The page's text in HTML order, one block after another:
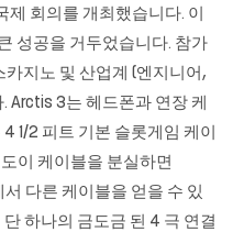
제 회의를 개최했습니다. 이
성공을 거두었습니다. 참가
지노 및 산업계 (엔지니어,
Arctis 3는 헤드폰과 연장 케
1/2 피트 기본 슬롯게임 케이
이 케이블을 분실하면
서 다른 케이블을 얻을 수 있
하나의 금도금 된 4 극 연결